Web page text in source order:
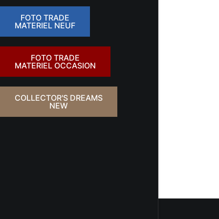
FOTO TRADE
MATERIEL NEUF
FOTO TRADE
MATERIEL OCCASION
COLLECTOR'S DREAMS
NEW